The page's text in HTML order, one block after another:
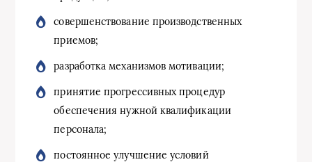
совершенствование производственных
приемов;
разработка механизмов мотивации;
принятие прогрессивных процедур
обеспечения нужной квалификации
персонала;
постоянное улучшение условий